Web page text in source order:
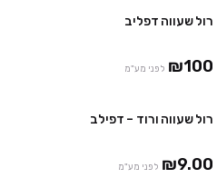
רול שעווה דפליב
₪100 לפני מע"מ
רול שעווה ורוד – דפילב
₪9.00 לפני מע"מ